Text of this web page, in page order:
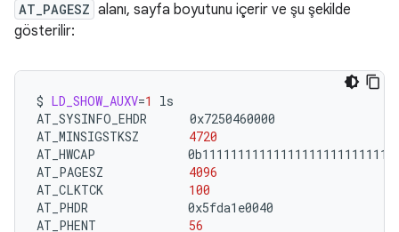
AT_PAGESZ alanı, sayfa boyutunu içerir ve şu şekilde
gösterilir:
$ LD_SHOW_AUXV=1
ls
AT_SYSINFO_EHDR
0x7250460000
AT_MINSIGSTKSZ
4720
AT_HWCAP
AT_PAGESZ
4096
AT_CLKTCK
100
AT_PHDR
0x5fda1e0040
AT_PHENT
56